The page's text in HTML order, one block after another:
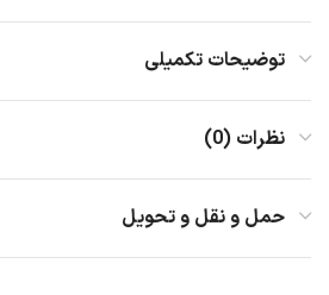
توضیحات تکمیلی
نظرات (0)
حمل و نقل و تحویل